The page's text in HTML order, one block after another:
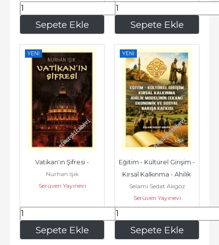
Sepete Ekle
614,25 Sepete Ekle
122,85
YENI
Sepete Ekle
Vatikan'ın Şifresi -
Nurhan Işık
Serüven Yayınevi
154,70
YENI
Sepete Ekle
Eğitim - Kültürel Girişim -
Kırsal Kalkınma - Ahilik
Modelinin (EKAM) -...
Selami Sedat Akgöz
Serüven Yayınevi
131,95